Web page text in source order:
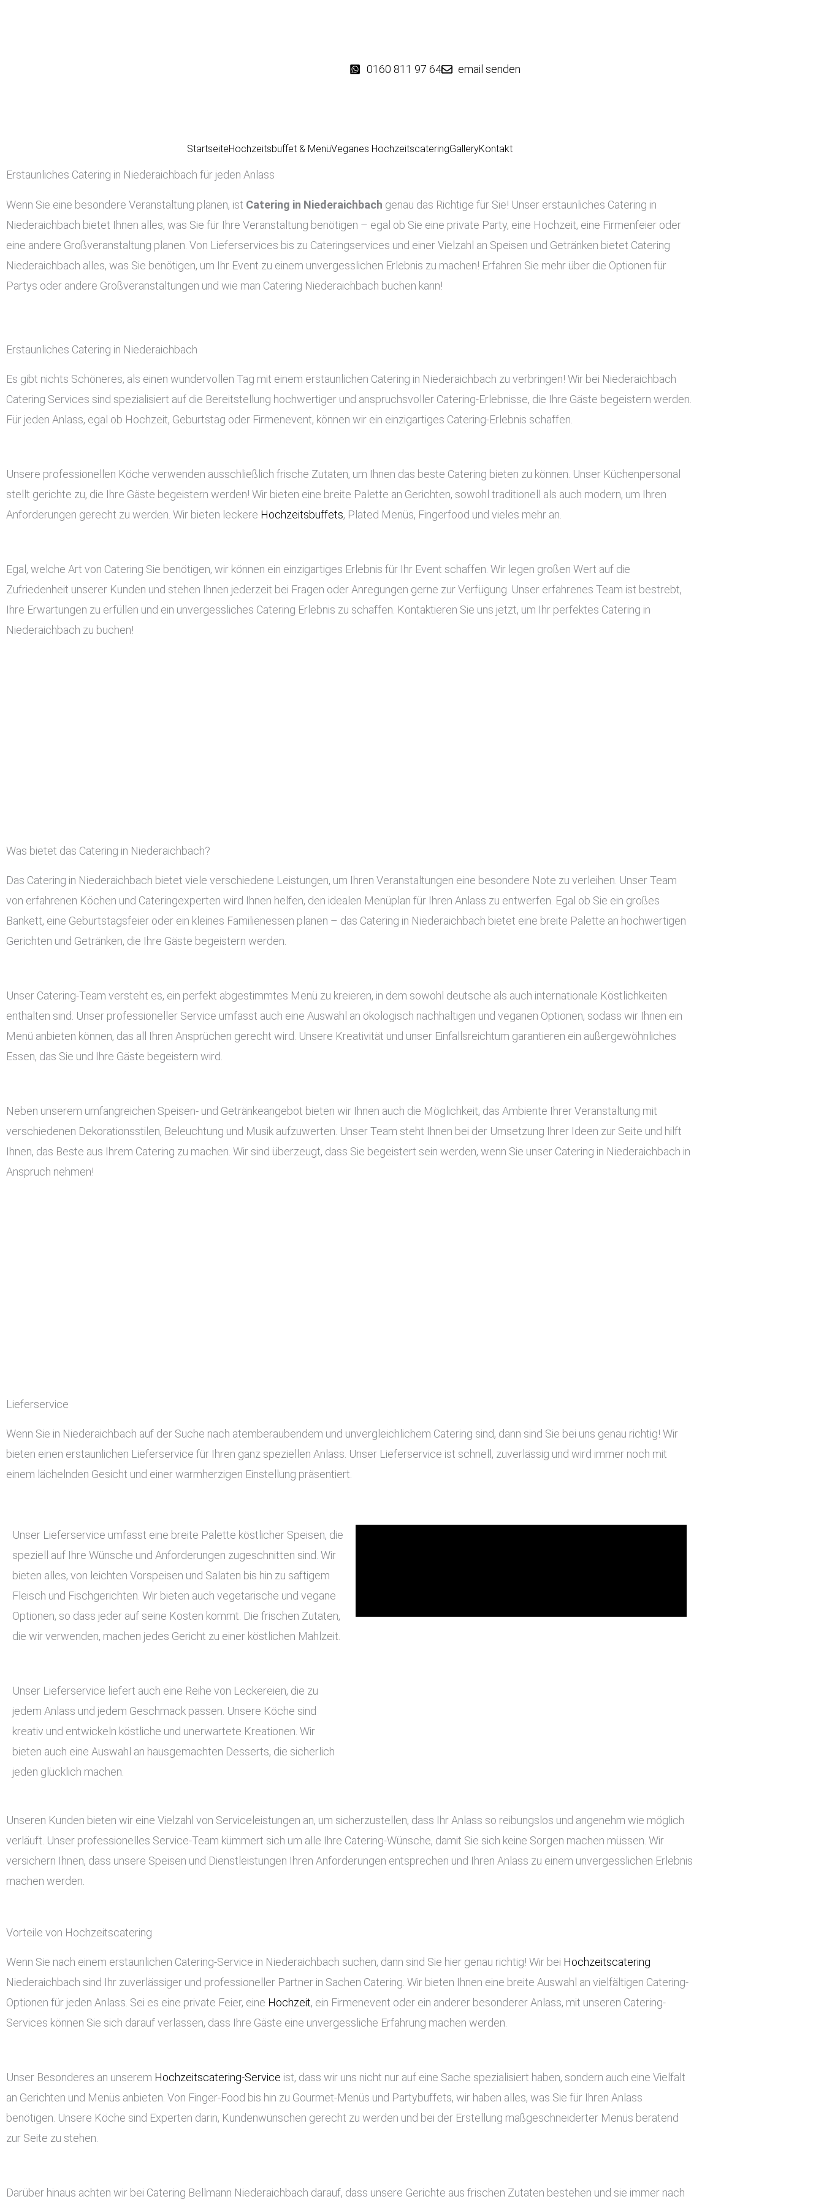
0160 811 97 64
email senden
StartseiteHochzeitsbuffet & MenüVeganes HochzeitscateringGalleryKontakt
Erstaunliches Catering in Niederaichbach für jeden Anlass
Wenn Sie eine besondere Veranstaltung planen, ist Catering in Niederaichbach genau das Richtige für Sie! Unser erstaunliches Catering in
Niederaichbach bietet Ihnen alles, was Sie für Ihre Veranstaltung benötigen – egal ob Sie eine private Party, eine Hochzeit, eine Firmenfeier oder
eine andere Großveranstaltung planen. Von Lieferservices bis zu Cateringservices und einer Vielzahl an Speisen und Getränken bietet Catering
Niederaichbach alles, was Sie benötigen, um Ihr Event zu einem unvergesslichen Erlebnis zu machen! Erfahren Sie mehr über die Optionen für
Partys oder andere Großveranstaltungen und wie man Catering Niederaichbach buchen kann!
Erstaunliches Catering in Niederaichbach
Es gibt nichts Schöneres, als einen wundervollen Tag mit einem erstaunlichen Catering in Niederaichbach zu verbringen! Wir bei Niederaichbach
Catering Services sind spezialisiert auf die Bereitstellung hochwertiger und anspruchsvoller Catering-Erlebnisse, die Ihre Gäste begeistern werden.
Für jeden Anlass, egal ob Hochzeit, Geburtstag oder Firmenevent, können wir ein einzigartiges Catering-Erlebnis schaffen.
Unsere professionellen Köche verwenden ausschließlich frische Zutaten, um Ihnen das beste Catering bieten zu können. Unser Küchenpersonal
stellt gerichte zu, die Ihre Gäste begeistern werden! Wir bieten eine breite Palette an Gerichten, sowohl traditionell als auch modern, um Ihren
Anforderungen gerecht zu werden. Wir bieten leckere Hochzeitsbuffets, Plated Menüs, Fingerfood und vieles mehr an.
Egal, welche Art von Catering Sie benötigen, wir können ein einzigartiges Erlebnis für Ihr Event schaffen. Wir legen großen Wert auf die
Zufriedenheit unserer Kunden und stehen Ihnen jederzeit bei Fragen oder Anregungen gerne zur Verfügung. Unser erfahrenes Team ist bestrebt,
Ihre Erwartungen zu erfüllen und ein unvergessliches Catering Erlebnis zu schaffen. Kontaktieren Sie uns jetzt, um Ihr perfektes Catering in
Niederaichbach zu buchen!
Was bietet das Catering in Niederaichbach?
Das Catering in Niederaichbach bietet viele verschiedene Leistungen, um Ihren Veranstaltungen eine besondere Note zu verleihen. Unser Team
von erfahrenen Köchen und Cateringexperten wird Ihnen helfen, den idealen Menüplan für Ihren Anlass zu entwerfen. Egal ob Sie ein großes
Bankett, eine Geburtstagsfeier oder ein kleines Familienessen planen – das Catering in Niederaichbach bietet eine breite Palette an hochwertigen
Gerichten und Getränken, die Ihre Gäste begeistern werden.
Unser Catering-Team versteht es, ein perfekt abgestimmtes Menü zu kreieren, in dem sowohl deutsche als auch internationale Köstlichkeiten
enthalten sind. Unser professioneller Service umfasst auch eine Auswahl an ökologisch nachhaltigen und veganen Optionen, sodass wir Ihnen ein
Menü anbieten können, das all Ihren Ansprüchen gerecht wird. Unsere Kreativität und unser Einfallsreichtum garantieren ein außergewöhnliches
Essen, das Sie und Ihre Gäste begeistern wird.
Neben unserem umfangreichen Speisen- und Getränkeangebot bieten wir Ihnen auch die Möglichkeit, das Ambiente Ihrer Veranstaltung mit
verschiedenen Dekorationsstilen, Beleuchtung und Musik aufzuwerten. Unser Team steht Ihnen bei der Umsetzung Ihrer Ideen zur Seite und hilft
Ihnen, das Beste aus Ihrem Catering zu machen. Wir sind überzeugt, dass Sie begeistert sein werden, wenn Sie unser Catering in Niederaichbach in
Anspruch nehmen!
Lieferservice
Wenn Sie in Niederaichbach auf der Suche nach atemberaubendem und unvergleichlichem Catering sind, dann sind Sie bei uns genau richtig! Wir
bieten einen erstaunlichen Lieferservice für Ihren ganz speziellen Anlass. Unser Lieferservice ist schnell, zuverlässig und wird immer noch mit
einem lächelnden Gesicht und einer warmherzigen Einstellung präsentiert.
Unser Lieferservice umfasst eine breite Palette köstlicher Speisen, die
speziell auf Ihre Wünsche und Anforderungen zugeschnitten sind. Wir
bieten alles, von leichten Vorspeisen und Salaten bis hin zu saftigem
Fleisch und Fischgerichten. Wir bieten auch vegetarische und vegane
Optionen, so dass jeder auf seine Kosten kommt. Die frischen Zutaten,
die wir verwenden, machen jedes Gericht zu einer köstlichen Mahlzeit.
Unser Lieferservice liefert auch eine Reihe von Leckereien, die zu
jedem Anlass und jedem Geschmack passen. Unsere Köche sind
kreativ und entwickeln köstliche und unerwartete Kreationen. Wir
bieten auch eine Auswahl an hausgemachten Desserts, die sicherlich
jeden glücklich machen.
Unseren Kunden bieten wir eine Vielzahl von Serviceleistungen an, um sicherzustellen, dass Ihr Anlass so reibungslos und angenehm wie möglich
verläuft. Unser professionelles Service-Team kümmert sich um alle Ihre Catering-Wünsche, damit Sie sich keine Sorgen machen müssen. Wir
versichern Ihnen, dass unsere Speisen und Dienstleistungen Ihren Anforderungen entsprechen und Ihren Anlass zu einem unvergesslichen Erlebnis
machen werden.
Vorteile von Hochzeitscatering
Wenn Sie nach einem erstaunlichen Catering-Service in Niederaichbach suchen, dann sind Sie hier genau richtig! Wir bei Hochzeitscatering
Niederaichbach sind Ihr zuverlässiger und professioneller Partner in Sachen Catering. Wir bieten Ihnen eine breite Auswahl an vielfältigen Catering-
Optionen für jeden Anlass. Sei es eine private Feier, eine Hochzeit, ein Firmenevent oder ein anderer besonderer Anlass, mit unseren Catering-
Services können Sie sich darauf verlassen, dass Ihre Gäste eine unvergessliche Erfahrung machen werden.
Unser Besonderes an unserem Hochzeitscatering-Service ist, dass wir uns nicht nur auf eine Sache spezialisiert haben, sondern auch eine Vielfalt
an Gerichten und Menüs anbieten. Von Finger-Food bis hin zu Gourmet-Menüs und Partybuffets, wir haben alles, was Sie für Ihren Anlass
benötigen. Unsere Köche sind Experten darin, Kundenwünschen gerecht zu werden und bei der Erstellung maßgeschneiderter Menüs beratend
zur Seite zu stehen.
Darüber hinaus achten wir bei Catering Bellmann Niederaichbach darauf, dass unsere Gerichte aus frischen Zutaten bestehen und sie immer nach